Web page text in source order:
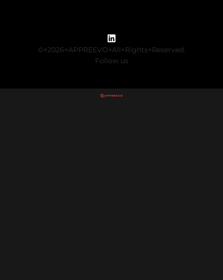
©+2026+APPREEVO+All+Rights+Reserved.
Follow us